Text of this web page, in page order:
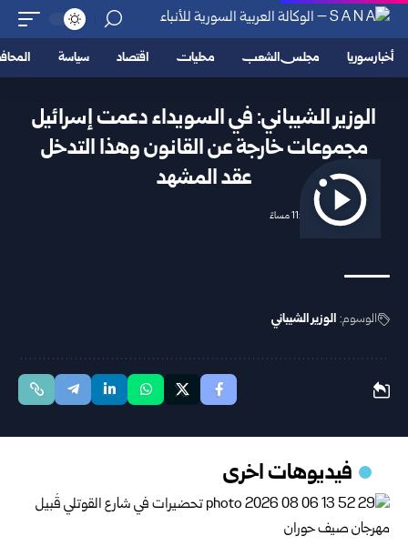
أخبار سوريا مجلس الشعب محليات اقتصاد سياسة
الوزير الشيباني: في السويداء دعمت إسرائيل
مجموعات خارجة عن القانون وهذا التدخل
عقد المشهد
2025/09/28 11:00 مساءً
الوسوم: الوزير الشيباني
فيديوهات اخرى